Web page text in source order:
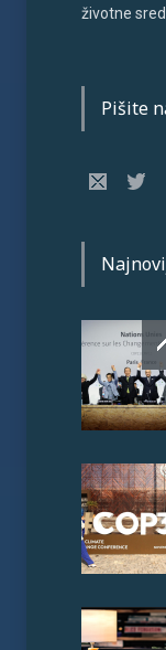
životne
Pišite